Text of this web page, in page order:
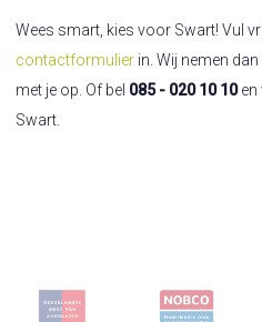
Wees smart, kies voor Swart! Vul
contactformulier in. Wij nemen
met je op. Of bel 085 - 020 10 10en
Swart.